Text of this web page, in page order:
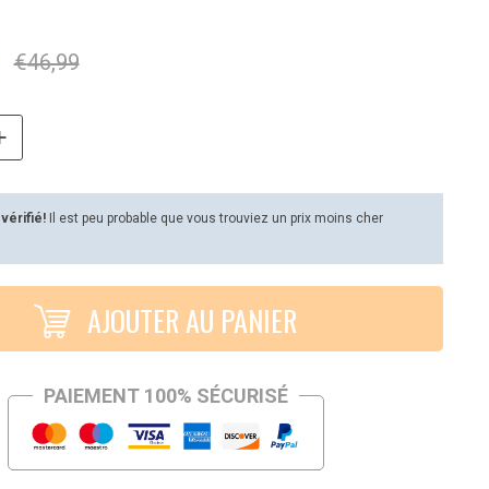
€46,99
vérifié!
Il est peu probable que vous trouviez un prix moins cher
AJOUTER AU PANIER
PAIEMENT 100% SÉCURISÉ